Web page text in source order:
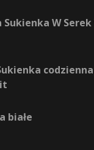
W Serek
Sukienka
białe